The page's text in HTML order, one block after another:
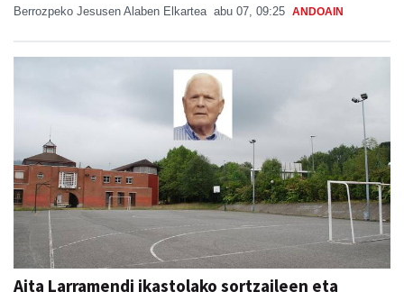
Berrozpeko Jesusen Alaben Elkartea abu 07, 09:25 ANDOAIN
Aita Larramendi ikastolako sortzaileen eta